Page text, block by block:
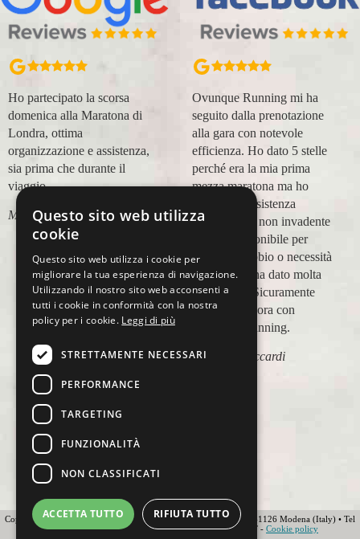
Ho partecipato la scorsa
domenica alla Maratona di
Londra, ottima
organizzazione e assistenza,
sia prima che durante il
viaggio.
Marco Canigi
Ovunque Running mi ha
seguito dalla prenotazione
alla gara con notevole
efficienza. Ho dato 5 stelle
perché era la mia prima
mezza maratona ma ho
trovato un'assistenza
impeccabile, non invadente
e molto disponibile per
qualsiasi dubbio o necessità
e questo mi ha dato molta
tranquillità. Sicuramente
viaggerò ancora con
Ovunque Running.
Elisabetta Accardi
Copyright 2012 Ovunque Running s.r.l • Strada delle Fornaci 20 • 41126 Modena (Italy) • Tel
+39 059 219566 • T.O.U.R.S MEMBER • IATA • FIAVET - Cookie policy
Questo sito web utilizza
cookie
Questo sito web utilizza i cookie per
migliorare la tua esperienza di navigazione.
Utilizzando il nostro sito web acconsenti a
tutti i cookie in conformità con la nostra
policy per i cookie. Leggi di più
STRETTAMENTE NECESSARI
PERFORMANCE
TARGETING
FUNZIONALITÀ
NON CLASSIFICATI
ACCETTA TUTTO RIFIUTA TUTTO